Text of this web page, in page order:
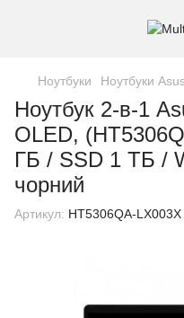
Ноутбуки Ноутбуки
Ноутбук 2-в-1
OLED,
ГБ / SSD 1 ТБ /
чорний
Артикул: HT5306QA-LX003X